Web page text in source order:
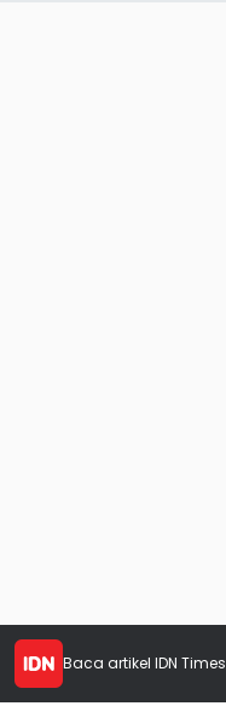
Baca artikel IDN Times